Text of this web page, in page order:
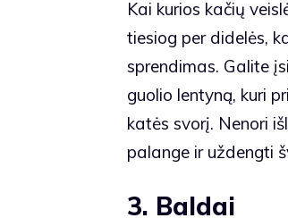
Kai kurios kačių
tiesiog per didelės,
sprendimas. Galite
guolio lentyną, kuri
katės svorį. Nenori
palange ir uždengti
3. Baldai